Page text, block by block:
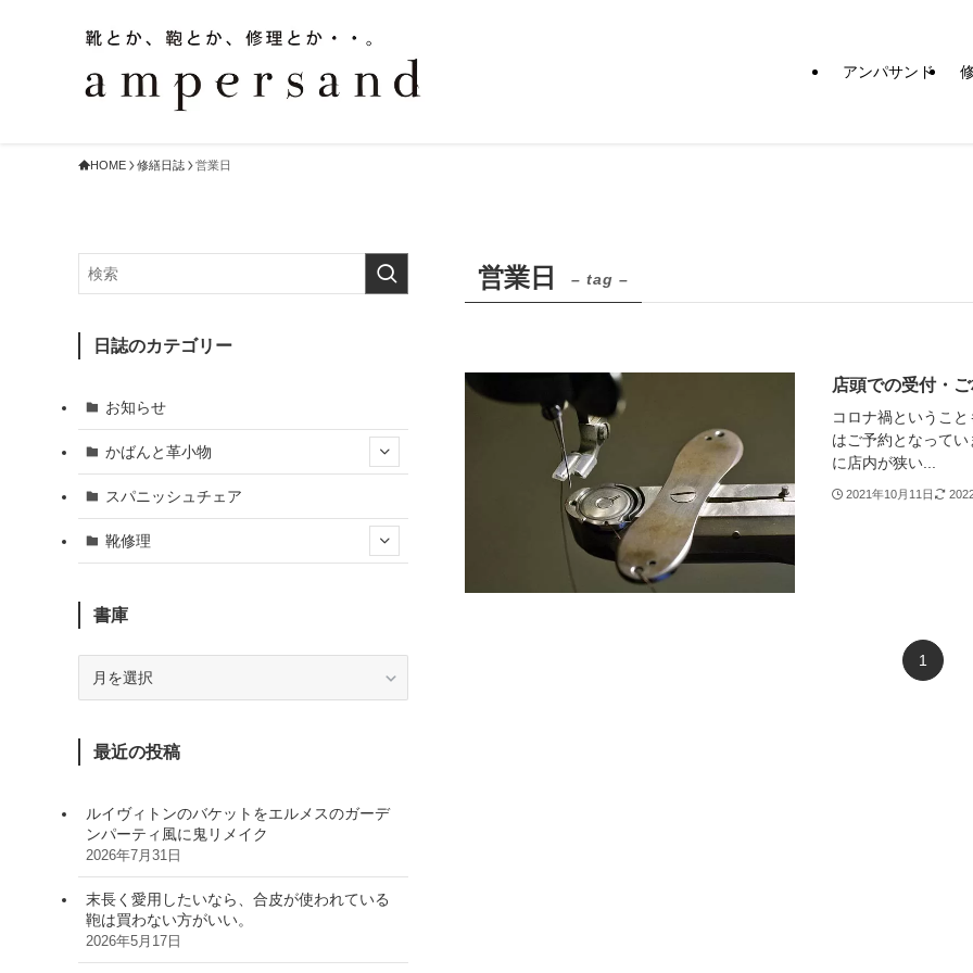
アンパサンド
HOME 修繕日誌 営業日
営業日 – tag –
店頭での受付・
コロナ禍というこ
はご予約となって
に店内が狭い...
2021年10月11日
1
日誌のカテゴリー
お知らせ
かばんと革小物
スパニッシュチェア
靴修理
書庫
最近の投稿
ルイヴィトンのバケットをエルメスのガーデ
ンパーティ風に鬼リメイク
2026年7月31日
末長く愛用したいなら、合皮が使われている
鞄は買わない方がいい。
2026年5月17日